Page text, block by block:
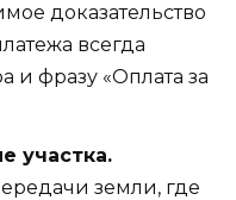
доказательство
всегда
и фразу «Оплата за
участка.
земли, где